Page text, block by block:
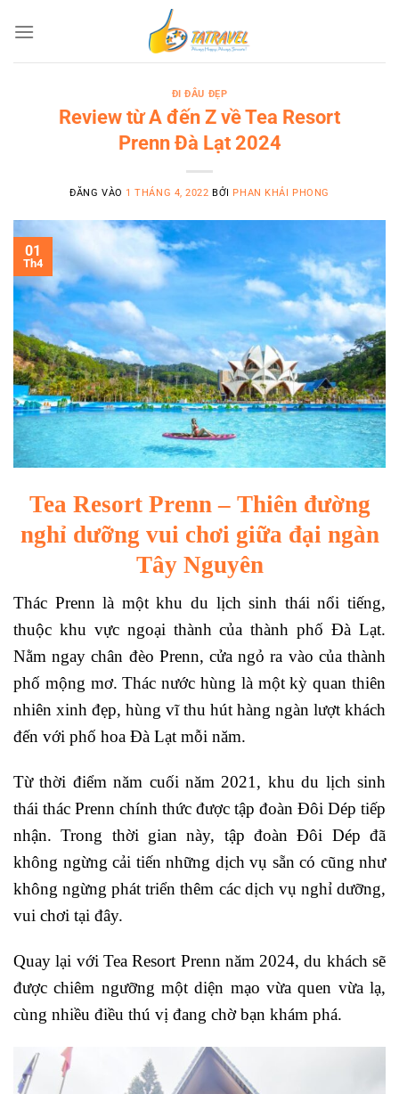
qua
ĐI ĐÂU ĐẸP
Review từ A đến Z về Tea Resort
Prenn Đà Lạt 2024
ĐĂNG VÀO 1 THÁNG 4, 2022 BỞI PHAN KHẢI PHONG
01
Th4
Tea Resort Prenn – Thiên đường
nghỉ dưỡng vui chơi giữa đại ngàn
Tây Nguyên
Thác Prenn là một khu du lịch sinh thái nổi tiếng,
thuộc khu vực ngoại thành của thành phố Đà Lạt.
Nằm ngay chân đèo Prenn, cửa ngỏ ra vào của thành
phố mộng mơ. Thác nước hùng là một kỳ quan thiên
nhiên xinh đẹp, hùng vĩ thu hút hàng ngàn lượt khách
đến với phố hoa Đà Lạt mỗi năm.
Từ thời điểm năm cuối năm 2021, khu du lịch sinh
thái thác Prenn chính thức được tập đoàn Đôi Dép tiếp
nhận. Trong thời gian này, tập đoàn Đôi Dép đã
không ngừng cải tiến những dịch vụ sẵn có cũng như
không ngừng phát triển thêm các dịch vụ nghỉ dưỡng,
vui chơi tại đây.
Quay lại với Tea Resort Prenn năm 2024, du khách sẽ
được chiêm ngưỡng một diện mạo vừa quen vừa lạ,
cùng nhiều điều thú vị đang chờ bạn khám phá.